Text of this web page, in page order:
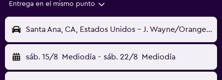
Entrega en el mismo punto
Santa Ana, CA, Estados Unidos - J. Wayne/Orange Cnty (SNA)
sáb. 15/8 Mediodía - sáb. 22/8 Mediodía